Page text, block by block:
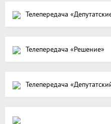
Телепередача
Телепередача «Решение»
Телепередача